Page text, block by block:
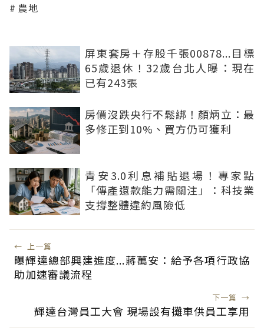
農地
屏東套房＋存股千張00878...目標
65歲退休！32歲台北人曝：現在
已有243張
房價沒跌央行不鬆綁！顏炳立：最
多修正到10%、買方仍可獲利
青安3.0利息補貼退場！專家點
「傳產還款能力需關注」：科技業
支撐整體違約風險低
← 上一篇
曝輝達總部興建進度...蔣萬安：給予各項行政協
助加速審議流程
下一篇 →
輝達台灣員工大會 現場設有攤車供員工享用